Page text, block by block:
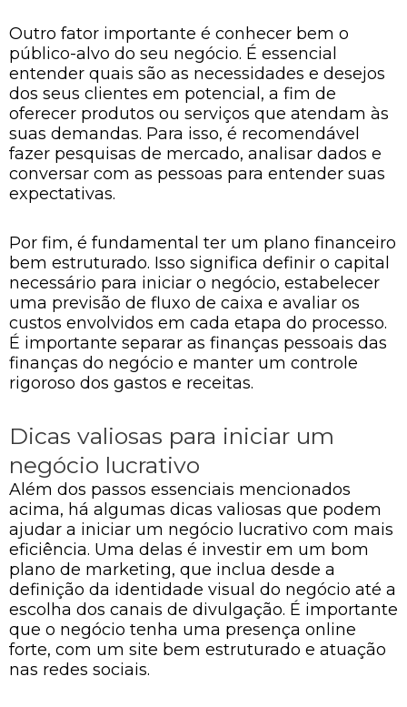
Outro fator importante é conhecer bem o
público-alvo do seu negócio. É essencial
entender quais são as necessidades e desejos
dos seus clientes em potencial, a fim de
oferecer produtos ou serviços que atendam às
suas demandas. Para isso, é recomendável
fazer pesquisas de mercado, analisar dados e
conversar com as pessoas para entender suas
expectativas.
Por fim, é fundamental ter um plano financeiro
bem estruturado. Isso significa definir o capital
necessário para iniciar o negócio, estabelecer
uma previsão de fluxo de caixa e avaliar os
custos envolvidos em cada etapa do processo.
É importante separar as finanças pessoais das
finanças do negócio e manter um controle
rigoroso dos gastos e receitas.
Dicas valiosas para iniciar um
negócio lucrativo
Além dos passos essenciais mencionados
acima, há algumas dicas valiosas que podem
ajudar a iniciar um negócio lucrativo com mais
eficiência. Uma delas é investir em um bom
plano de marketing, que inclua desde a
definição da identidade visual do negócio até a
escolha dos canais de divulgação. É importante
que o negócio tenha uma presença online
forte, com um site bem estruturado e atuação
nas redes sociais.